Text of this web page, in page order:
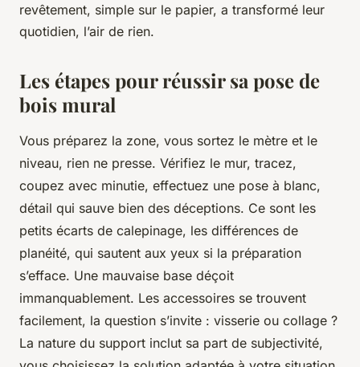
revêtement, simple sur le papier, a transformé leur
quotidien, l’air de rien.
Les étapes pour réussir sa pose de
bois mural
Vous préparez la zone, vous sortez le mètre et le
niveau, rien ne presse. Vérifiez le mur, tracez,
coupez avec minutie, effectuez une pose à blanc,
détail qui sauve bien des déceptions. Ce sont les
petits écarts de calepinage, les différences de
planéité, qui sautent aux yeux si la préparation
s’efface. Une mauvaise base déçoit
immanquablement. Les accessoires se trouvent
facilement, la question s’invite : visserie ou collage ?
La nature du support inclut sa part de subjectivité,